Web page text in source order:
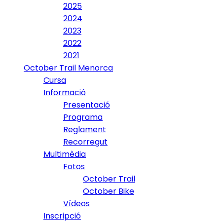
2025
2024
2023
2022
2021
October Trail Menorca
Cursa
Informació
Presentació
Programa
Reglament
Recorregut
Multimèdia
Fotos
October Trail
October Bike
Vídeos
Inscripció